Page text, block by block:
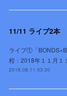
11/11 ライブ2本
ライブ①「
程：2018年１１月
2018.08.11 03:30